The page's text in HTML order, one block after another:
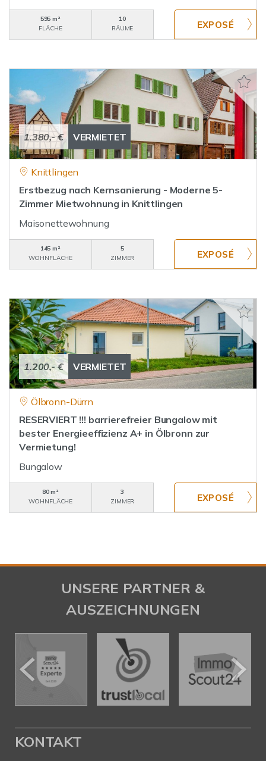
595 m²
FLÄCHE
10
RÄUME
1.380,- € VERMIETET
Knittlingen
Erstbezug nach Kernsanierung - Moderne 5-
Zimmer Mietwohnung in Knittlingen
Maisonettewohnung
145 m²
WOHNFLÄCHE
5
ZIMMER
1.200,- € VERMIETET
Ölbronn-Dürrn
RESERVIERT !!! barrierefreier Bungalow mit
bester Energieeffizienz A+ in Ölbronn zur
Vermietung!
Bungalow
80 m²
WOHNFLÄCHE
3
ZIMMER
UNSERE PARTNER &
AUSZEICHNUNGEN
KONTAKT